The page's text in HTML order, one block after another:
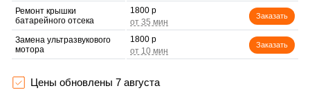
Ремонт крышки
батарейного отсека
1800 р
Заказать
Замена ультразвукового
мотора
1800 р
Заказать
Цены обновлены 7 августа